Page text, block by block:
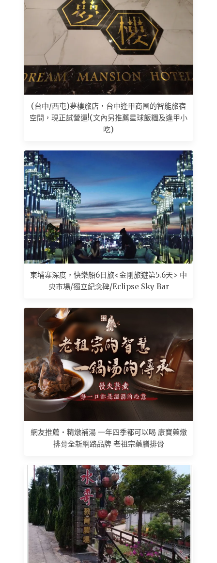
(台中/西屯)夢樓旅店，台中逢甲商圈的智能旅宿
空間，現正試營運!(文內另推薦星球飯糰及逢甲小
吃)
柬埔寨深度，快樂船6日旅<金剛旅遊第5.6天> 中
央市場/獨立紀念碑/Eclipse Sky Bar
網友推薦 • 精燉補湯 一年四季都可以喝 康寶藥燉
排骨全新網路品牌 老祖宗藥膳排骨